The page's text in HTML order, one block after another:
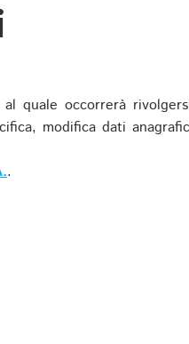
quale occorrerà
modifica dati
.